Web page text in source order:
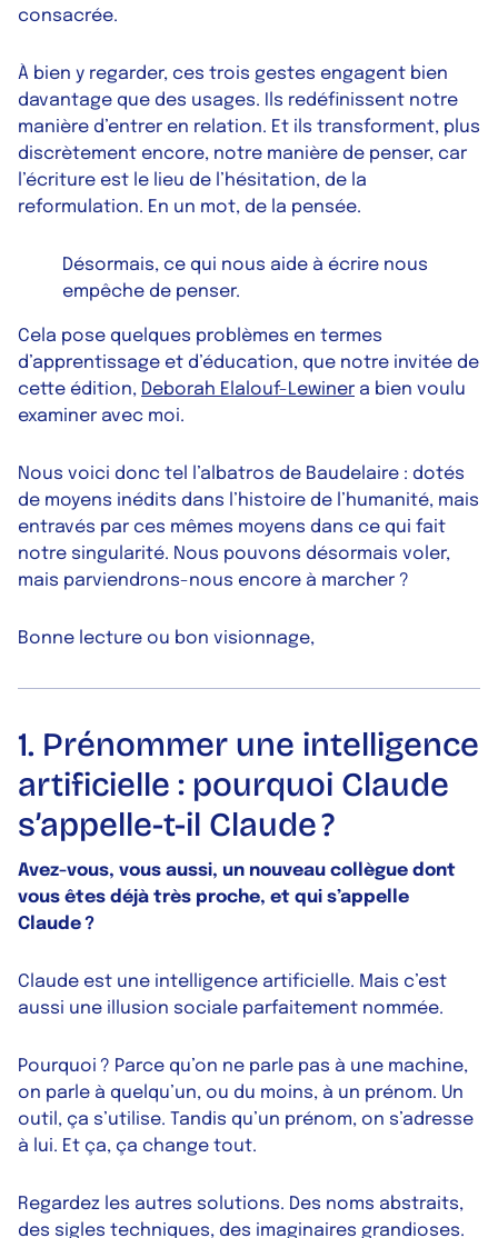
consacrée.
À bien y regarder, ces trois gestes engagent bien
davantage que des usages. Ils redéfinissent notre
manière d’entrer en relation. Et ils transforment, plus
discrètement encore, notre manière de penser, car
l’écriture est le lieu de l’hésitation, de la
reformulation. En un mot, de la pensée.
Désormais, ce qui nous aide à écrire nous
empêche de penser.
Cela pose quelques problèmes en termes
d’apprentissage et d’éducation, que notre invitée de
cette édition, Deborah Elalouf-Lewiner a bien voulu
examiner avec moi.
Nous voici donc tel l’albatros de Baudelaire : dotés
de moyens inédits dans l’histoire de l’humanité, mais
entravés par ces mêmes moyens dans ce qui fait
notre singularité. Nous pouvons désormais voler,
mais parviendrons-nous encore à marcher ?
Bonne lecture ou bon visionnage,
1. Prénommer une intelligence
artificielle : pourquoi Claude
s’appelle-t-il Claude ?
Avez-vous, vous aussi, un nouveau collègue dont
vous êtes déjà très proche, et qui s’appelle
Claude ?
Claude est une intelligence artificielle. Mais c’est
aussi une illusion sociale parfaitement nommée.
Pourquoi ? Parce qu’on ne parle pas à une machine,
on parle à quelqu’un, ou du moins, à un prénom. Un
outil, ça s’utilise. Tandis qu’un prénom, on s’adresse
à lui. Et ça, ça change tout.
Regardez les autres solutions. Des noms abstraits,
des sigles techniques, des imaginaires grandioses.